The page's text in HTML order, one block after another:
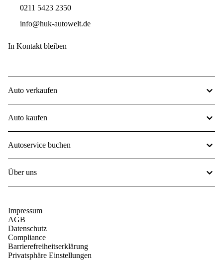
0211 5423 2350
info@huk-autowelt.de
In Kontakt bleiben
Auto verkaufen
Auto kaufen
Autoservice buchen
Über uns
Impressum
AGB
Datenschutz
Compliance
Barrierefreiheitserklärung
Privatsphäre Einstellungen